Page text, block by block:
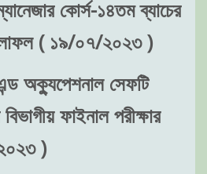
কোর্স-১৪তম ব্যাচের
( ১৯/০৭/২০২৩ )
অক্যুপেশনাল সেফটি
ফাইনাল পরীক্ষার
)